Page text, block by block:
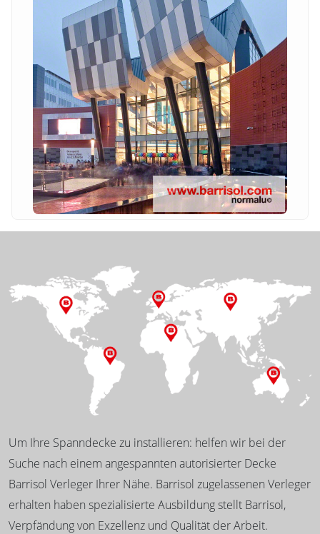
Um Ihre Spanndecke zu installieren: helfen wir bei der
Suche nach einem angespannten autorisierter Decke
Barrisol Verleger Ihrer Nähe. Barrisol zugelassenen Verleger
erhalten haben spezialisierte Ausbildung stellt Barrisol,
Verpfändung von Exzellenz und Qualität der Arbeit.